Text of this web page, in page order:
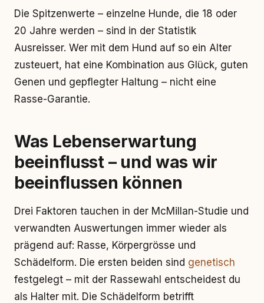
Die Spitzenwerte – einzelne Hunde, die 18 oder
20 Jahre werden – sind in der Statistik
Ausreisser. Wer mit dem Hund auf so ein Alter
zusteuert, hat eine Kombination aus Glück, guten
Genen und gepflegter Haltung – nicht eine
Rasse-Garantie.
Was Lebenserwartung
beeinflusst – und was wir
beeinflussen können
Drei Faktoren tauchen in der McMillan-Studie und
verwandten Auswertungen immer wieder als
prägend auf: Rasse, Körpergrösse und
Schädelform. Die ersten beiden sind genetisch
festgelegt – mit der Rassewahl entscheidest du
als Halter mit. Die Schädelform betrifft